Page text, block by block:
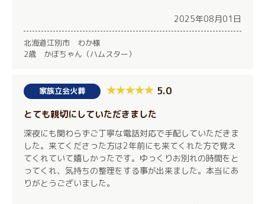
2025年08月01日
北海道江別市 わか様
2歳 かぼちゃん（ハムスター）
家族立会火葬 5.0
とても親切にしていただきました
深夜にも関わらずご丁寧な電話対応で手配していただきま
した。来てくださった方は2年前にも来てくれた方で覚え
てくれていて嬉しかったです。ゆっくりお別れの時間をと
ってくれ、気持ちの整理をする事が出来ました。本当にあ
りがとうございました。